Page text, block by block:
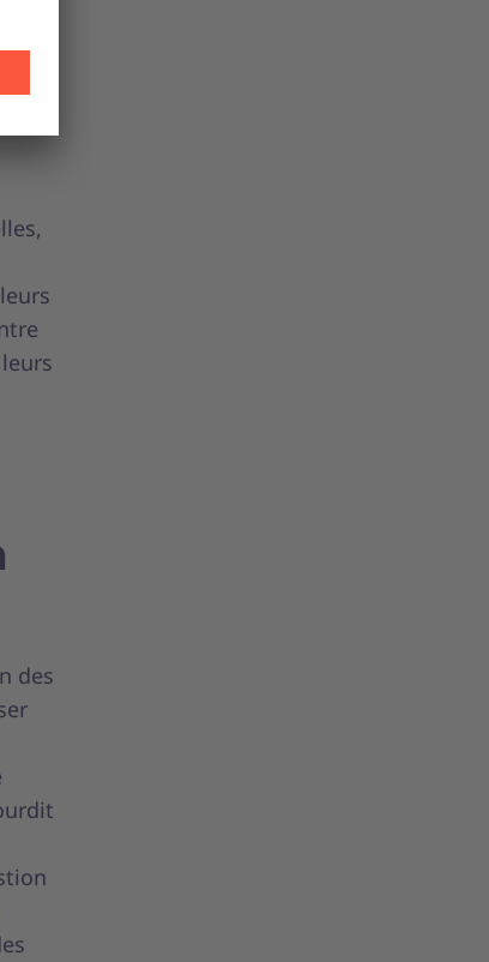
se
des